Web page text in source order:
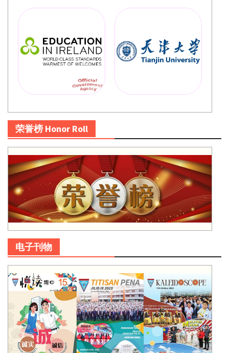
荣誉榜 Honor Roll
电子刊物